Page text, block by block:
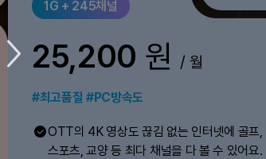
1G + 245채널
25,200 원 / 월
#최고품질 #PC방속도
check
OTT의 4K 영상도 끊김 없는 인터넷에 골프,
스포츠, 교양 등 최다 채널을 다 볼 수 있어요.
이달의 추천 카드